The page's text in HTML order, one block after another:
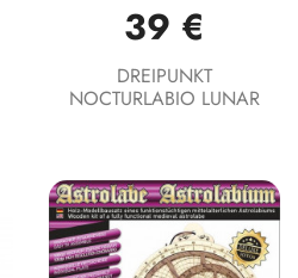
39 €
DREIPUNKT
NOCTURLABIO LUNAR